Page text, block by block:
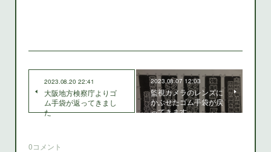
2023.08.20 22:41
大阪地方検察庁よりゴ
ム手袋が返ってきまし
た
2023.08.07 12:03
監視カメラのレンズに
かぶせたゴム手袋が戻
ってきます
0コメント